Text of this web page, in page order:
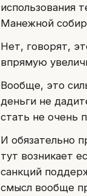
использования
Манежной
Нет, говорят,
впрямую
Вообще, это
деньги не
стать не очень
И обязательно
тут возникает
санкций
смысл вообще